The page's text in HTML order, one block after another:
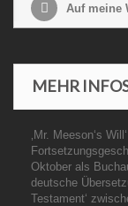
Auf meine
MEHR
‚Mr. Meeson‘s
Oktober als
deutsche
Testament‘